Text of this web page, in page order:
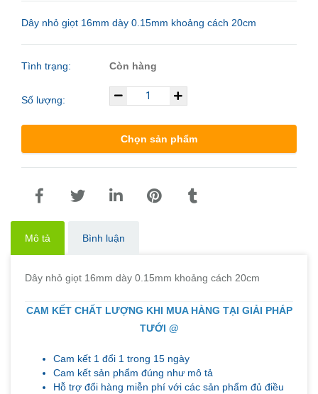
Dây nhỏ giọt 16mm dày 0.15mm khoảng cách 20cm
Tình trạng: Còn hàng
Số lượng:
Chọn sản phẩm
Mô tả Bình luận
Dây nhỏ giọt 16mm dày 0.15mm khoảng cách 20cm
CAM KẾT CHẤT LƯỢNG KHI MUA HÀNG TẠI GIẢI PHÁP
TƯỚI @
Cam kết 1 đổi 1 trong 15 ngày
Cam kết sản phẩm đúng như mô tả
Hỗ trợ đổi hàng miễn phí với các sản phẩm đủ điều